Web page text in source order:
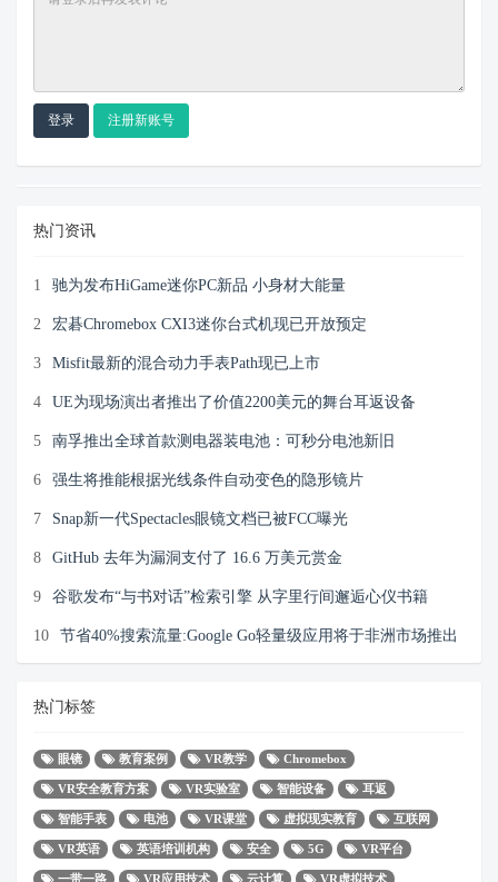
登录 注册新账号
热门资讯
1 驰为发布HiGame迷你PC新品 小身材大能量
2 宏碁Chromebox CXI3迷你台式机现已开放预定
3 Misfit最新的混合动力手表Path现已上市
4 UE为现场演出者推出了价值2200美元的舞台耳返设备
5 南孚推出全球首款测电器装电池：可秒分电池新旧
6 强生将推能根据光线条件自动变色的隐形镜片
7 Snap新一代Spectacles眼镜文档已被FCC曝光
8 GitHub 去年为漏洞支付了 16.6 万美元赏金
9 谷歌发布“与书对话”检索引擎 从字里行间邂逅心仪书籍
10 节省40%搜索流量:Google Go轻量级应用将于非洲市场推出
热门标签
眼镜 教育案例 VR教学 Chromebox
VR安全教育方案 VR实验室 智能设备 耳返
智能手表 电池 VR课堂 虚拟现实教育 互联网
VR英语 英语培训机构 安全 5G VR平台
一带一路 VR应用技术 云计算 VR虚拟技术